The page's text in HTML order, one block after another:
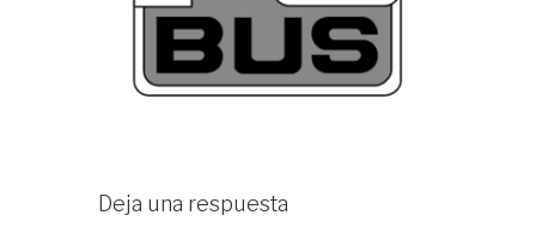
Deja una respuesta